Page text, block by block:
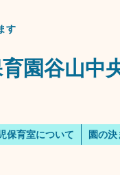
す
園谷山中
保育室について 園の